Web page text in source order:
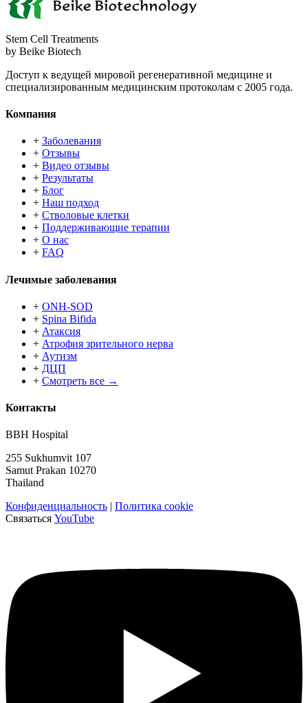
Stem Cell Treatments
by Beike Biotech
Доступ к ведущей мировой регенеративной медицине и
специализированным медицинским протоколам с 2005 года.
Компания
+ Заболевания
+ Отзывы
+ Видео отзывы
+ Результаты
+ Блог
+ Наш подход
+ Стволовые клетки
+ Поддерживающие терапии
+ О нас
+ FAQ
Лечимые заболевания
+ ONH-SOD
+ Spina Bifida
+ Атаксия
+ Атрофия зрительного нерва
+ Аутизм
+ ДЦП
+ Смотреть все →
Контакты
BBH Hospital
255 Sukhumvit 107
Samut Prakan 10270
Thailand
Конфиденциальность | Политика cookie
Связаться YouTube